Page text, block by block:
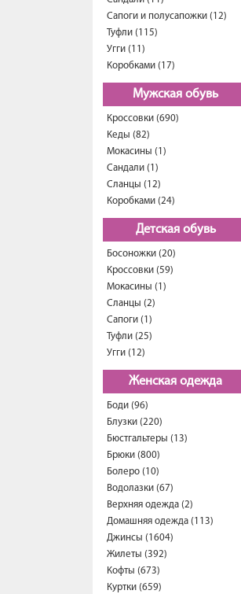
Сапоги и полусапожки (12)
Туфли (115)
Угги (11)
Коробками (17)
Мужская обувь
Кроссовки (690)
Кеды (82)
Мокасины (1)
Сандали (1)
Сланцы (12)
Коробками (24)
Детская обувь
Босоножки (20)
Кроссовки (59)
Мокасины (1)
Сланцы (2)
Сапоги (1)
Туфли (25)
Угги (12)
Женская одежда
Боди (96)
Блузки (220)
Бюстгальтеры (13)
Брюки (800)
Болеро (10)
Водолазки (67)
Верхняя одежда (2)
Домашняя одежда (113)
Джинсы (1604)
Жилеты (392)
Кофты (673)
Куртки (659)